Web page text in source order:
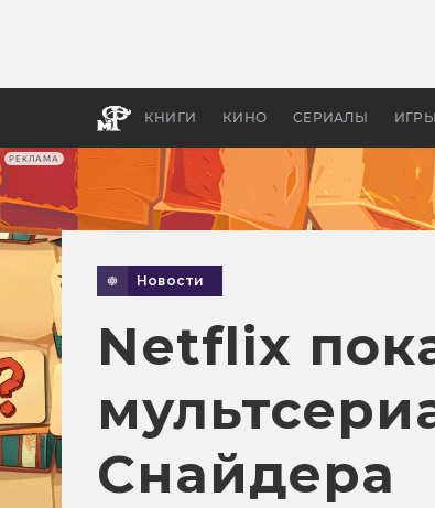
РЕКЛАМА
КНИГИ КИНО СЕРИАЛЫ ИГРЫ
Новости
Netflix
Снайдера